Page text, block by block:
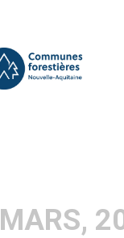
MARS,